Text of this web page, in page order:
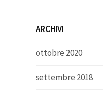
ARCHIVI
ottobre 2020
settembre 2018